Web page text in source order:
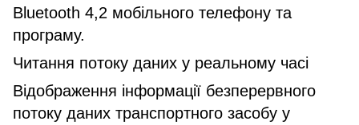
Bluetooth 4,2 мобільного телефону та
програму.
Читання потоку даних у реальному часі
Відображення інформації безперервного
потоку даних транспортного засобу у